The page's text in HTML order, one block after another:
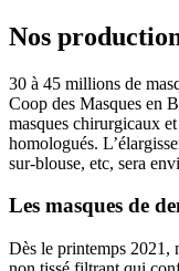
Nos
30 à 45 millions de
Coop des Masques en
masques chirurgicaux
homologués.
sur-blouse, etc, sera
Les masques de
Dès le printemps